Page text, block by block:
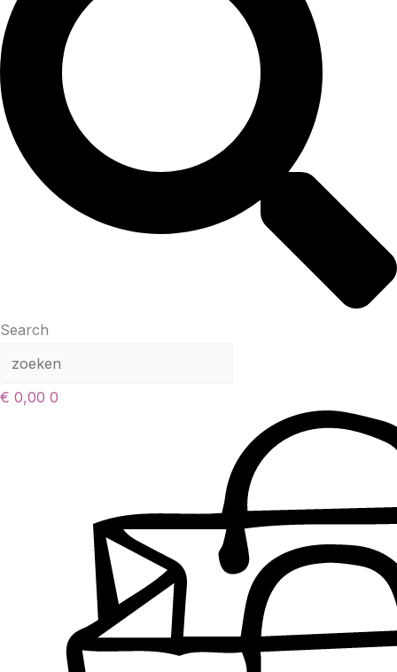
Search
€ 0,00 0